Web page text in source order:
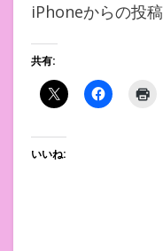
iPhoneからの投稿
共有:
いいね: